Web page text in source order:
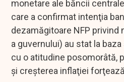
monetare ale băncii
care a confirmat intenţia
dezamăgitoare NFP privind
a guvernului) au stat la
cu o atitudine posomorâtă,
şi creşterea inflaţiei